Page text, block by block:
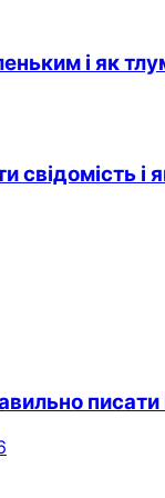
і як
свідомість і